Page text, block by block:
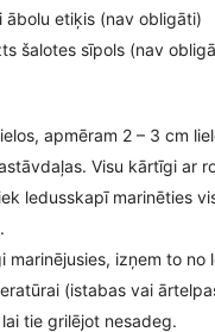
ābolu etiķis (nav obligāti)
šalotes sīpols (nav
apmēram 2 – 3 cm
Visu kārtīgi ar
ledusskapī marinēties
marinējusies, izņem to
(istabas vai
tie grilējot nesadeg.